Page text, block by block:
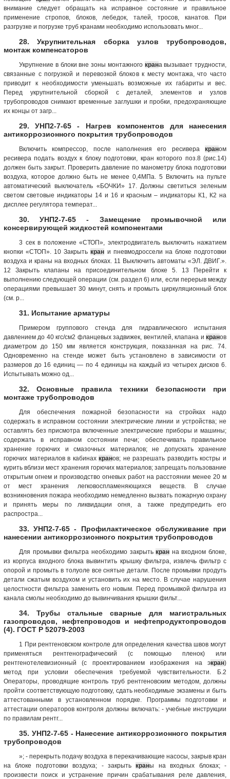
внимание следует обращать на исправное состояние и правильное
применение стропов, блоков, лебедок, талей, тросов, канатов. При
разгрузке и погрузке труб кранами необходимо использовать мног...
28. Укрупнительная сборка узлов трубопроводов,
монтаж компенсаторов
Укрупнение в блоки вне зоны монтажного крана вызывает трудности,
связанные с погрузкой и перевозкой блоков к месту монтажа, что часто
приводит к необходимости уменьшать возможные их габариты и вес.
Перед укрупнительной сборкой с деталей, элементов и узлов
трубопроводов снимают временные заглушки и пробки, предохраняющие
их концы от загр...
29. УНП2-7-65 - Нагрев компонентов для нанесения
антикоррозионного покрытия трубопроводов
Включить компрессор, после наполнения его ресивера краном
ресивера подать воздух к блоку подготовки, кран которого поз.8 (рис.14)
должен быть закрыт. Проверить давление по манометру блока подготовки
воздуха, которое должно быть не менее 0,4МПа. 5 Включить на пульте
автоматический выключатель «БОЧКИ» 17. Должны светиться зеленым
светом световые индикаторы 14 и 16 и красным – индикаторы К1, К2 на
дисплее регулятора температ...
30. УНП2-7-65 - Замещение промывочной или
консервирующей жидкостей компонентами
3 сек в положение «СТОП», электродвигатель выключить нажатием
кнопки «СТОП». 10 Закрытькран и пневмодроссели на блоке подготовки
воздуха и краны на входных блоках. 11 Выключить автоматы «ЭЛ. ДВИГ.».
12 Закрыть клапаны на присоединительном блоке 5. 13 Перейти к
выполнению следующей операции (см. раздел 6) или, если перерыв между
операциями превышает 30 минут, снять и промыть циркуляционный блок
(см. р...
31. Испытание арматуры
Примером группового стенда для гидравлического испытания
давлением до 40 кгс/см2 фланцевых задвижек, вентилей, клапана и кранов
диаметром до 150 мм является конструкция, показанная на рис. 74.
Одновременно на стенде может быть установлено в зависимости от
размеров до 16 единиц — по 4 единицы на каждый из четырех дисков 6.
Испытывать можно од...
32. Основные правила техники безопасности при
монтаже трубопроводов
Для обеспечения пожарной безопасности на стройках надо
содержать в исправном состоянии электрические линии и устройства; не
оставлять без присмотра включенные электрические приборы и машины;
содержать в исправном состоянии печи; обеспечивать правильное
хранение горючих и смазочных материалов; не допускать хранение
горючих материалов в кабинахкранов; не разрешать разводить костры и
курить вблизи мест хранения горючих материалов; запрещать пользование
открытым огнем и производство огневых работ на расстоянии менее 20 м
от мест хранения легковоспламеняющихся веществ. В случае
возникновения пожара необходимо немедленно вызвать пожарную охрану
и принять меры по ликвидации огня, а также предупредить его
распростра...
33. УНП2-7-65 - Профилактическое обслуживание при
нанесении антикоррозионного покрытия трубопроводов
Для промывки фильтра необходимо закрытькран на входном блоке,
из корпуса входного блока вывинтить крышку фильтра, извлечь фильтр с
опорой и промыть в толуоле все снятые детали. После промывки продуть
детали сжатым воздухом и установить их на место. В случае нарушения
целостности фильтра заменить его новым. Перед промывкой фильтра из
канала смолы необходимо до вывинчивания крышки фильт...
34. Трубы стальные сварные для магистральных
газопроводов, нефтепроводов и нефтепродуктопроводов
(4). ГОСТ Р 52079-2003
1 При рентгеновском контроле для определения качества швов могут
применяться рентгенографический (с помощью пленок) или
рентгенотелевизионный (с проектированием изображения на экран)
метод при условии обеспечения требуемой чувствительности. Б.2
Операторы, проводящие контроль труб рентгеновским методом, должны
пройти соответствующую подготовку, сдать необходимые экзамены и быть
аттестованными в установленном порядке. Программы подготовки и
аттестации операторов контроля должны включать: - учебные инструкции
по правилам рентг...
35. УНП2-7-65 - Нанесение антикоррозионного покрытия
трубопроводов
»; - перекрыть подачу воздуха в перекачивающие насосы, закрыв кран
на блоке подготовки воздуха; - закрытькраны на входных блоках; -
произвести поиск и устранение причин срабатывания реле давления,